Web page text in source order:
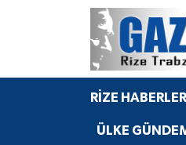
RİZE HABERLERİ
ÜLKE
BÖLGEMİZ
Merkez Nöbetçi
Merkez Hava Durumu
Merkez Trafik